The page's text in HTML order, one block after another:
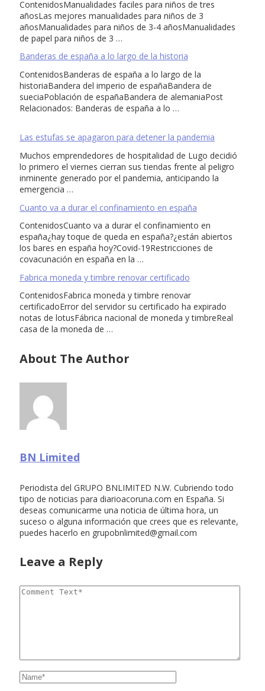
ContenidosManualidades faciles para niños de tres
añosLas mejores manualidades para niños de 3
añosManualidades para niños de 3-4 añosManualidades
de papel para niños de 3 …
Banderas de españa a lo largo de la historia
ContenidosBanderas de españa a lo largo de la
historiaBandera del imperio de españaBandera de
sueciaPoblación de españaBandera de alemaniaPost
Relacionados: Banderas de españa a lo …
Las estufas se apagaron para detener la pandemia
Muchos emprendedores de hospitalidad de Lugo decidió
lo primero el viernes cierran sus tiendas frente al peligro
inminente generado por el pandemia, anticipando la
emergencia …
Cuanto va a durar el confinamiento en españa
ContenidosCuanto va a durar el confinamiento en
españa¿hay toque de queda en españa?¿están abiertos
los bares en españa hoy?Covid-19Restricciones de
covacunación en españa en la …
Fabrica moneda y timbre renovar certificado
ContenidosFabrica moneda y timbre renovar
certificadoError del servidor su certificado ha expirado
notas de lotusFábrica nacional de moneda y timbreReal
casa de la moneda de …
About The Author
BN Limited
Periodista del GRUPO BNLIMITED N.W. Cubriendo todo
tipo de noticias para diarioacoruna.com en España. Si
deseas comunicarme una noticia de última hora, un
suceso o alguna información que crees que es relevante,
puedes hacerlo en grupobnlimited@gmail.com
Leave a Reply